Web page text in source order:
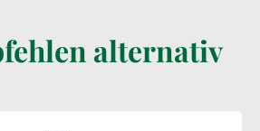
alternativ